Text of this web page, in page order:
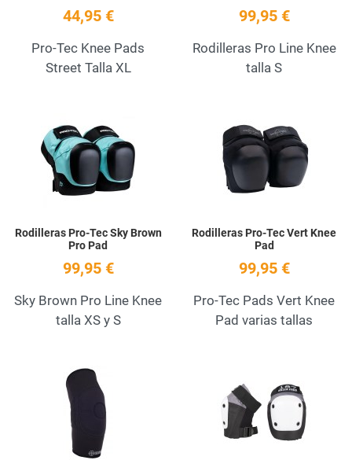
44,95 €
Pro-Tec Knee Pads
Street Talla XL
99,95 €
Rodilleras Pro Line Knee
talla S
Add to Wishlist
Quick View
Rodilleras Pro-Tec Sky Brown
Pro Pad
99,95 €
Sky Brown Pro Line Knee
talla XS y S
Rodilleras Pro-Tec Vert Knee
Pad
99,95 €
Pro-Tec Pads Vert Knee
Pad varias tallas
Quick View